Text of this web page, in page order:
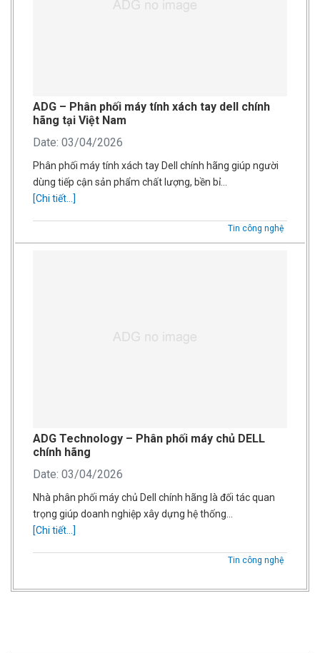
ADG – Phân phối máy tính xách tay dell chính
hãng tại Việt Nam
Date: 03/04/2026
Phân phối máy tính xách tay Dell chính hãng giúp người
dùng tiếp cận sản phẩm chất lượng, bền bỉ…
[Chi tiết...]
Tin công nghệ
ADG Technology – Phân phối máy chủ DELL
chính hãng
Date: 03/04/2026
Nhà phân phối máy chủ Dell chính hãng là đối tác quan
trọng giúp doanh nghiệp xây dựng hệ thống…
[Chi tiết...]
Tin công nghệ